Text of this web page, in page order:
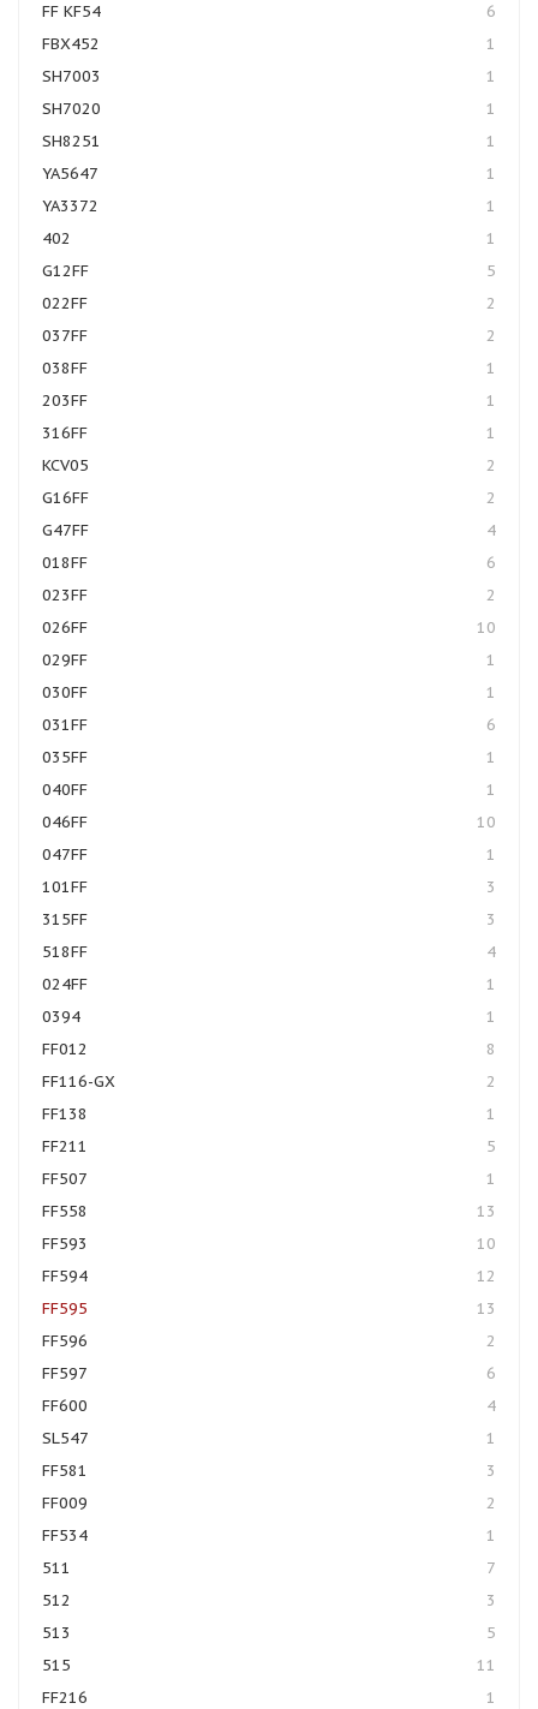
FF KF54
6
FBX452
1
SH7003
1
SH7020
1
SH8251
1
YA5647
1
YA3372
1
402
1
G12FF
5
022FF
2
037FF
2
038FF
1
203FF
1
316FF
1
KCV05
2
G16FF
2
G47FF
4
018FF
6
023FF
2
026FF
10
029FF
1
030FF
1
031FF
6
035FF
1
040FF
1
046FF
10
047FF
1
101FF
3
315FF
3
518FF
4
024FF
1
0394
1
FF012
8
FF116-GX
2
FF138
1
FF211
5
FF507
1
FF558
13
FF593
10
FF594
12
FF595
13
FF596
2
FF597
6
FF600
4
SL547
1
FF581
3
FF009
2
FF534
1
511
7
512
3
513
5
515
11
FF216
1